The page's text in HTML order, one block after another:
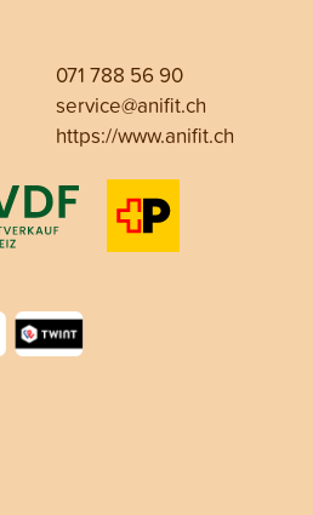
071 788 56 90
service@anifit.ch
https://www.anifit.ch